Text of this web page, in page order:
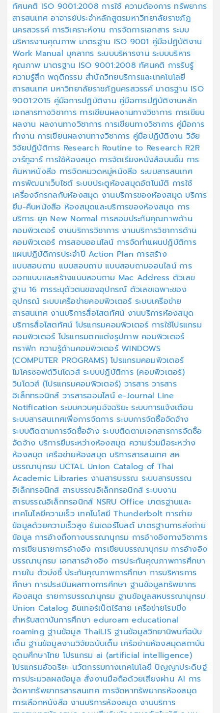
ทัศนคติ ISO 9001:2008 การใช้ ความต้องการ ทรัพยากร
สารสนเทศอาจารย์ประจำหลักสูตรมหาวิทยาลัยราชภัฏ
นครสวรรค์ การวิเคราะห์งาน การจัดการเอกสาร ระบบ
บริหารงานคุณภาพ มาตรฐาน ISO 9001 คู่มือปฏิบัติงาน
Work Manual บุคลากร ระบบบริหารงาน ระบบบริหาร
คุณภาพ มาตรฐาน ISO 9001:2008 ทัศนคติ การรับรู้
ความรู้สึก พฤติกรรม สำนักวิทยบริการและเทคโนโลยี
สารสนเทศ มหาวิทยาลัยราชภัฏนครสวรรค์ มาตรฐาน ISO
9001:2015 คู่มือการปฏิบัติงาน คู่มือการปฏิบัติงานหลัก
เอกสารทางวิชาการ การเขียนผลงานทางวิชาการ การเขียน
ผลงาน ผลงานทางวิชาการ การเขียนทางวิชาการ คู่มือการ
ทำงาน การเขียนผลงานทางวิชาการ คู่มือปฏิบัติงาน วิจัย
วิจัยปฏิบัติการ Research Routine to Research R2R
อาร์ทูอาร์ การใช้ห้องสมุด การจัดเรียงหนังสือบนชั้น การ
ค้นหาหนังสือ การจัดหมวดหมู่หนังสือ ระบบสารสนเทศ
การพัฒนาเว็บไซต์ ระบบประตูห้องสมุดอัตโนมัติ การใช้
เครื่องจักรกลกับห้องสมุด งานบริการของห้องสมุด บริการ
ยืม-คืนหนังสือ ห้องสมุดและบริการของห้องสมุด การ
บริการ ยุค New Normal การสอบประกันคุณภาพด้าน
คอมพิวเตอร์ งานบริการวิชาการงานบริการวิชาการด้าน
คอมพิวเตอร์ การสอบออนไลน์ การจัดทำแผนปฏิบัติการ
แผนปฏิบัติการประจำปี Action Plan การสร้าง
แบบสอบถาม แบบสอบถาม แบบสอบถามออนไลน์ การ
ออกแบบและสร้างแบบสอบถาม Mac Address ตัวเลข
ฐาน 16 การระบุตัวตนของอุปกรณ์ ตัวเลขเฉพาะของ
อุปกรณ์ ระบบเครือข่ายคอมพิวเตอร์ ระบบเครือข่าย
สารสนเทศงานบริการสื่อโสตทัศน์ งานบริการห้องสมุด
บริการสื่อโสตทัศน์ โปรแกรมคอมพิวเตอร์ การใช้โปรแกรม
คอมพิวเตอร์ โปรแกรมตกแต่งรูปภาพ คอมพิวเตอร์
กราฟิก ความรู้ด้านคอมพิวเตอร์ WINDOWS
(COMPUTER PROGRAMS) โปรแกรมคอมพิวเตอร์
ไมโครซอฟต์วินโดวส์ ระบบปฏิบัติการ (คอมพิวเตอร์)
วินโดวส์ (โปรแกรมคอมพิวเตอร์) วารสารวารสาร
อิเล็กทรอนิกส์ วารสารออนไลน์ e-Journal Line
Notificationระบบควบคุมอัจฉริยะระบบการแจ้งเตือน
ระบบสารสนเทศเพื่อการจัดการ ระบบการจัดซื้อจัดจ้าง
ระบบติดตามการจัดซื้อจัาง ระบบติดตามเอกสารการจัดซื้อ
จัดจ้าง บริการยืมระหว่างห้องสมุด ความร่วมมือระหว่าง
ห้องสมุด เครือข่ายห้องสมุด บริการสารสนเทศ สห
บรรณานุกรม UCTAL Union Catalog of Thai
Academic Libraries งานสารบรรณ ระบบสารบรรณ
อิเล็กทรอนิกส์ สารบรรณอิเล็กทรอนิกส์ระบบงาน
สารบรรณอิเล็กทรอนิกส์ NSRU Office มาตรฐานและ
เทคโนโลยีความเร็ว เทคโนโลยี Thunderbolt การถ่าย
ข้อมูลด้วยความเร็วสูงธันเดอร์โบลต์ มาตรฐานการส่งถ่าย
ข้อมูล การอ้างถึงทางบรรณานุกรม การอ้างอิงทางวิชาการ
การเขียนรายการอ้างอิง การเขียนบรรณานุกรม การอ้างอิง
บรรณานุกรม เอกสารอ้างอิง การประกันคุณภาพการศึกษา
ภายใน ตัวบ่งชี้ ประกันคุณภาพการศึกษา การบริหารการ
ศึกษา การประเมินผลทางการศึกษา ฐานข้อมูลทรัพยากร
ห้องสมุด รายการบรรณานุกรม ฐานข้อมูลสหบรรณานุกรม
Union Catalog อินเทอร์เน็ตไร้สาย เครือข่ายโรมมิ่ง
สำหรับสถาบันการศึกษาeduroameducational
roaming ฐานข้อมูล ThaiLIS ฐานข้อมูลวิทยานิพนฑ์ฉบับ
เต็ม ฐานข้อมูลงานวิจัยฉบับเต็ม เครือข่ายห้องสมุดสถาบัน
อุดมศึกษาไทย โปรแกรม ai (artificial intelligence)
โปรแกรมอัจฉริยะ นวัตกรรมทางเทคโนโลยี ปัญญาประดิษฐ์
การประมวลผลข้อมูล สั่งงานมือถือด้วยเสียงผ่าน AI การ
จัดหาทรัพยากรสารสนเทศ การจัดหาทรัพยากรห้องสมุด
การเลือกหนังสืองานบริการห้องสมุด งานบริการ